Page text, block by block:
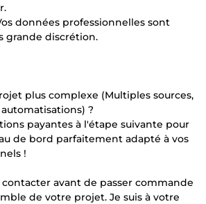
données professionnelles sont
grande discrétion.
plus complexe (Multiples sources,
?
payantes à l'étape suivante pour
de bord parfaitement adapté à vos
!
contacter avant de passer commande
de votre projet. Je suis à votre